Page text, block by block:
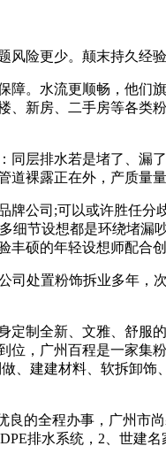
险更少。颠末持久经验
。水流更顺畅，他们
新房、二手房等各类
层排水若是堵了、漏
裸露正在外，产质量量
公司;可以或许胜任分
细节设想都是环绕堵漏
硕的年轻设想师配合创
处置粉饰拆业多年，
制全新、文雅、舒服
，广州百程是一家集
、建建材料、软拆卸饰
的全程办事，广州市
排水系统，2、世建